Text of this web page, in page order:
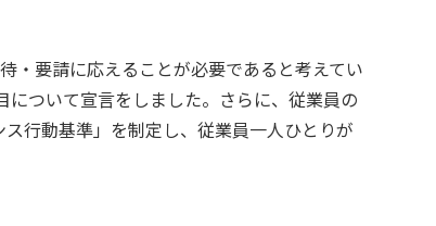
・要請に応えることが必要であると考えてい
ついて宣言をしました。さらに、従業員の
行動基準」を制定し、従業員一人ひとりが